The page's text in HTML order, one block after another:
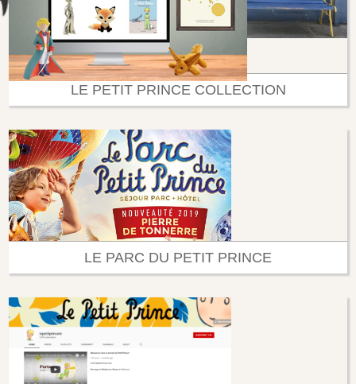
LE PETIT PRINCE COLLECTION
LE PARC DU PETIT PRINCE